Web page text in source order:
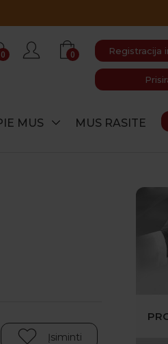
Registracija
0 0
MUS MUS RASITE
Įsiminti